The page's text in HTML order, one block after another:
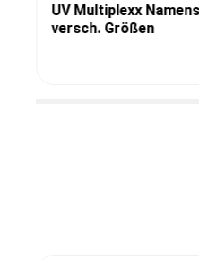
UV Multiplexx
versch. Größen